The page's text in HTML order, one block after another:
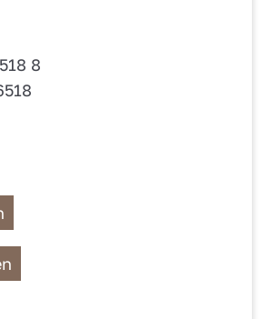
8